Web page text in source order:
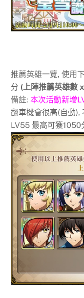
推薦英雄一覽, 使用
分 (上陣推薦英雄數
備註:本次活動新增
翻車機會很高(自動),
LV55 最高可獲1050